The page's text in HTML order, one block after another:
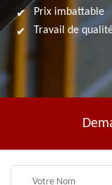
Prix imbattable
Travail de